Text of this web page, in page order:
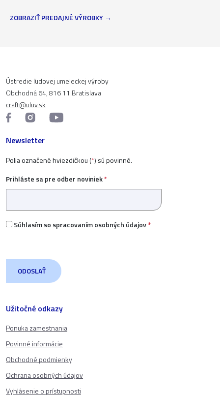
ZOBRAZIŤ PREDAJNÉ VÝROBKY
Užitočné odkazy
Ponuka zamestnania
Povinné informácie
Obchodné podmienky
Ochrana osobných údajov
Vyhlásenie o prístupnosti
Ústredie ľudovej umeleckej výroby
Obchodná 64, 816 11 Bratislava
craft@uluv.sk
Newsletter
Polia označené hviezdičkou (*) sú povinné.
Prihláste sa pre odber noviniek*
Súhlasím so spracovaním osobných údajov*